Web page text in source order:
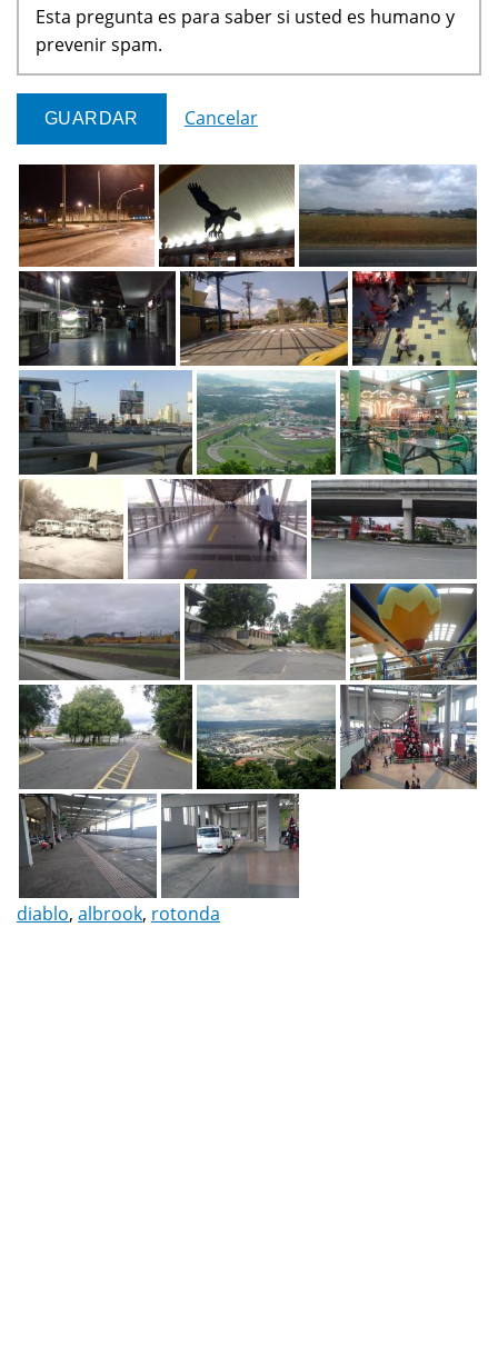
Esta pregunta es para saber si usted es humano y
prevenir spam.
Cancelar
diablo, albrook, rotonda